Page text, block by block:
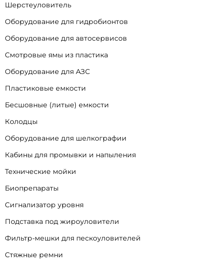
Шерстеуловитель
Оборудование для гидробионтов
Оборудование для автосервисов
Смотровые ямы из пластика
Оборудование для АЗС
Пластиковые емкости
Бесшовные (литые) емкости
Колодцы
Оборудование для шелкографии
Кабины для промывки и напыления
Технические мойки
Биопрепараты
Сигнализатор уровня
Подставка под жироуловители
Фильтр-мешки для пескоуловителей
Стяжные ремни